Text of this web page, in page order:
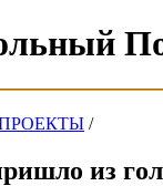
/
из